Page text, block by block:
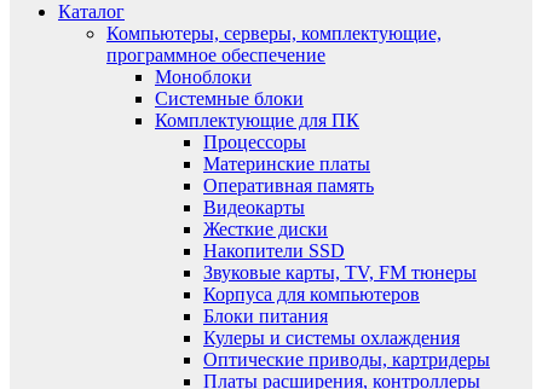
Каталог
Компьютеры, серверы, комплектующие,
программное обеспечение
Моноблоки
Системные блоки
Комплектующие для ПК
Процессоры
Материнские платы
Оперативная память
Видеокарты
Жесткие диски
Накопители SSD
Звуковые карты, TV, FM тюнеры
Корпуса для компьютеров
Блоки питания
Кулеры и системы охлаждения
Оптические приводы, картридеры
Платы расширения, контроллеры